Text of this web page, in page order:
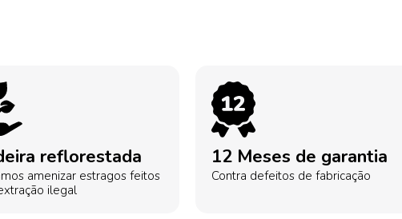
reflorestada
amenizar estragos feitos
ilegal
12 Meses de garantia
Contra defeitos de fabricação